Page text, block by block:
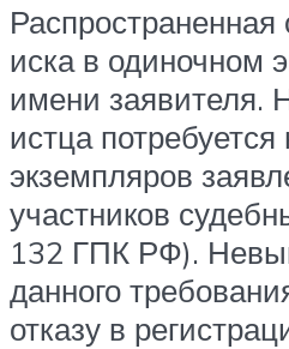
иска в одиночном
имени заявителя.
истца
экземпляров
участников
132 ГПК РФ).
данного
отказу в